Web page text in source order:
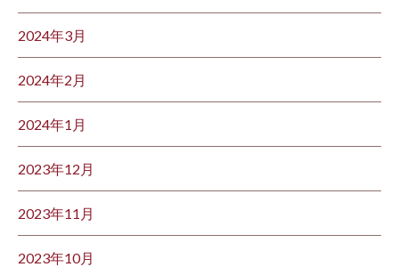
2024年3月
2024年2月
2024年1月
2023年12月
2023年11月
2023年10月